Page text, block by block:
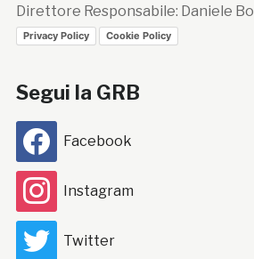
Direttore Responsabile: Daniele
Privacy Policy Cookie Policy
Segui la GRB
Facebook
Instagram
Twitter